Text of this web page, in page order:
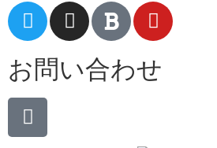
お問い合わせ